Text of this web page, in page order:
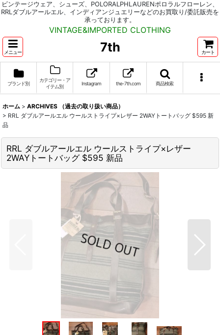
ビンテージウェア、シューズ、POLORALPHLAURENポロラルフローレン、
RRLダブルアールエル、インディアンジュエリーなどのお買取り/委託販売を
承っております。
VINTAGE&IMPORTED CLOTHING
メニュー 7th カート
ブランド別
カテゴリー・ア
イテム別
Instagram the-7th.com 商品検索
ホーム > ARCHIVES （過去の取り扱い商品）
> RRL ダブルアールエル ウールストライプ×レザー 2WAYトートバッグ $595 新
品
RRL ダブルアールエル ウールストライプ×レザー
2WAYトートバッグ $595 新品